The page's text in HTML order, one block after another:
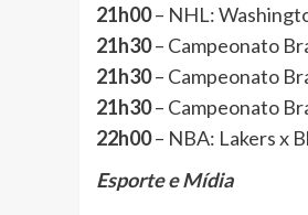
21h00– NHL:
21h30– Campeonato
21h30– Campeonato
21h30– Campeonato
22h00– NBA: Lakers x
Esporte e Mídia